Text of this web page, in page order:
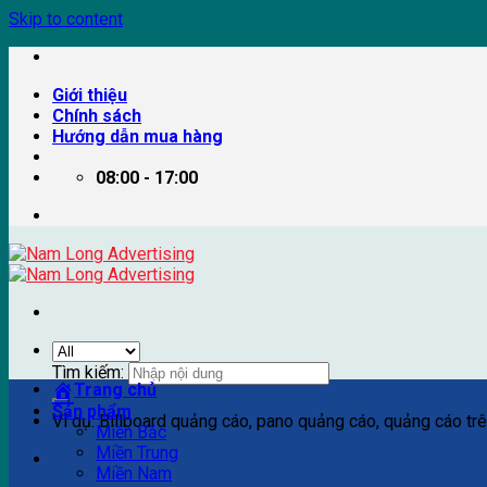
Skip to content
Giới thiệu
Chính sách
Hướng dẫn mua hàng
08:00 - 17:00
Tìm kiếm:
Ví dụ: Billboard quảng cáo, pano quảng cáo, quảng cáo
Trang chủ
Sản phẩm
Miền Bắc
Miền Trung
Miền Nam